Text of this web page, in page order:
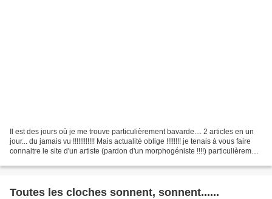
Il est des jours où je me trouve particulièrement bavarde.... 2 articles en un
jour... du jamais vu !!!!!!!!!!!! Mais actualité oblige !!!!!!!! je tenais à vous faire
connaitre le site d'un artiste (pardon d'un morphogéniste !!!!) particulièrement
Toutes les cloches sonnent, sonnent......